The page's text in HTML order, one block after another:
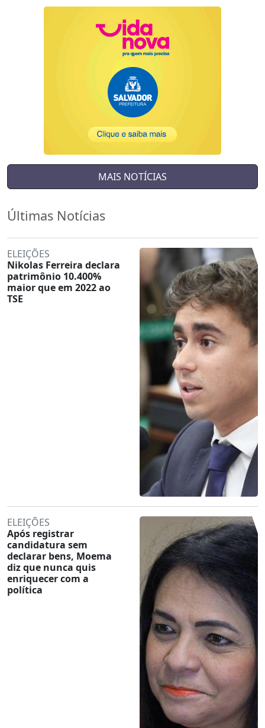
MAIS NOTÍCIAS
Últimas Notícias
ELEIÇÕES
Nikolas Ferreira declara
patrimônio 10.400%
maior que em 2022 ao
TSE
ELEIÇÕES
Após registrar
candidatura sem
declarar bens, Moema
diz que nunca quis
enriquecer com a
política